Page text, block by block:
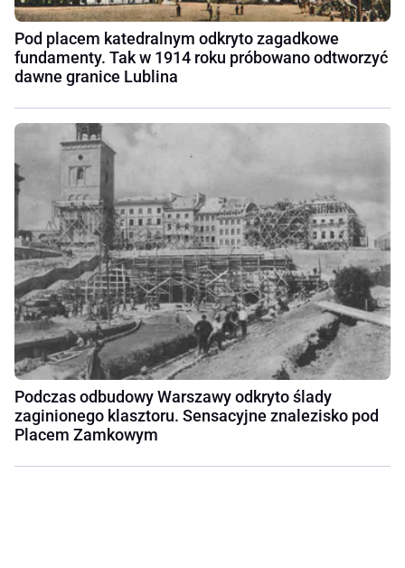
Pod placem katedralnym odkryto zagadkowe
fundamenty. Tak w 1914 roku próbowano odtworzyć
dawne granice Lublina
Podczas odbudowy Warszawy odkryto ślady
zaginionego klasztoru. Sensacyjne znalezisko pod
Placem Zamkowym